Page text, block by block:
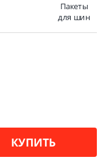
Пакеты
для шин
КУПИТЬ